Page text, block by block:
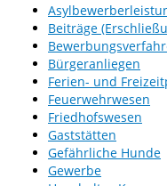
Beiträge
Bürgeranliegen
Ferien- und
Feuerwehrwesen
Friedhofswesen
Gaststätten
Gefährliche Hunde
Gewerbe